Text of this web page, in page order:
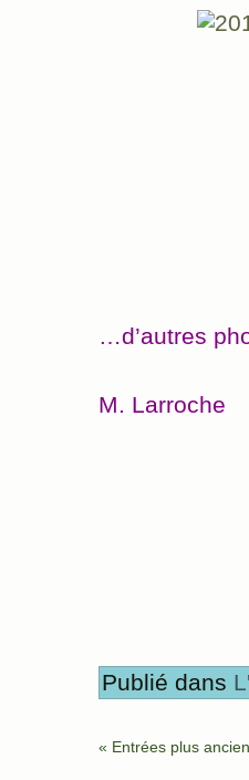
…d’autres
M. Larroche
Publié dans
« Entrées plus